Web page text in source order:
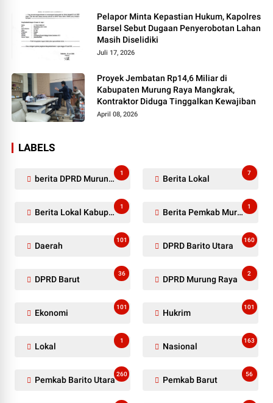
Pelapor Minta Kepastian Hukum, Kapolres
Barsel Sebut Dugaan Penyerobotan Lahan
Masih Diselidiki
Juli 17, 2026
Proyek Jembatan Rp14,6 Miliar di
Kabupaten Murung Raya Mangkrak,
Kontraktor Diduga Tinggalkan Kewajiban
April 08, 2026
LABELS
berita DPRD Murung Raya
1
Berita Lokal
7
Berita Lokal Kabupaten Barito Utara
1
Berita Pemkab Murung Raya
1
Daerah
101
DPRD Barito Utara
160
DPRD Barut
36
DPRD Murung Raya
2
Ekonomi
101
Hukrim
101
Lokal
1
Nasional
163
Pemkab Barito Utara
260
Pemkab Barut
56